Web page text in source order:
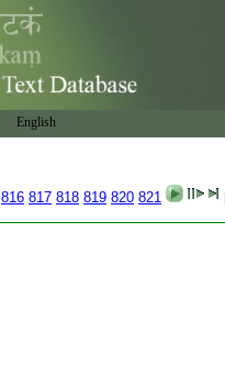
English
816 817 818 819 820 821